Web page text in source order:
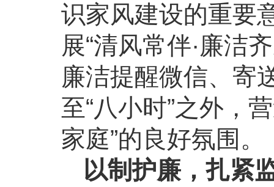
识家风建设的重要
展“清风常伴·廉洁
廉洁提醒微信、寄
至“八小时”之外，
家庭”的良好氛围。
以制护廉，扎紧